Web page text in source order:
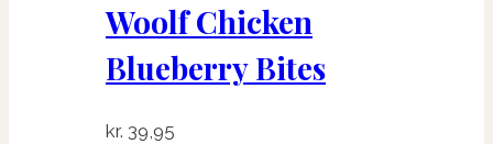
Woolf Chicken
Blueberry Bites
kr. 39,95